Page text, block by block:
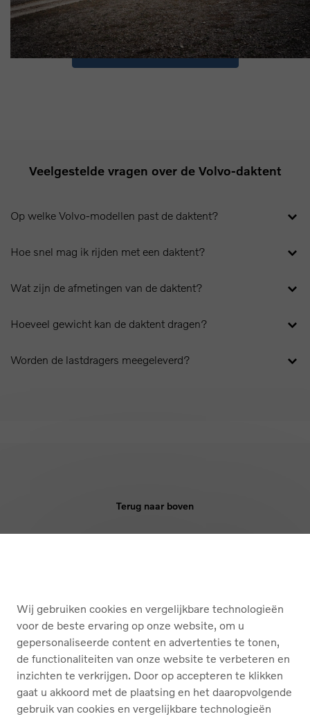
Ik wil een dakkoffer huren
Veelgestelde vragen over de Volvo-daktent
Op welke Volvo-modellen past de daktent?
Hoe snel mag ik rijden met een daktent?
Wat zijn de afmetingen van de daktent?
Hoeveel gewicht kan de daktent dragen?
Worden de lastdragers meegeleverd?
Terug naar boven
OVER ONS
Nederlands Français
Wij gebruiken cookies en vergelijkbare technologieën
voor de beste ervaring op onze website, om u
gepersonaliseerde content en advertenties te tonen,
de functionaliteiten van onze website te verbeteren en
inzichten te verkrijgen. Door op accepteren te klikken
gaat u akkoord met de plaatsing en het daaropvolgende
gebruik van cookies en vergelijkbare technologieën